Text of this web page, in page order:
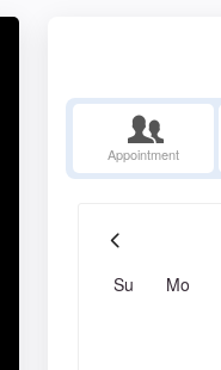
Appointment
Su Mo